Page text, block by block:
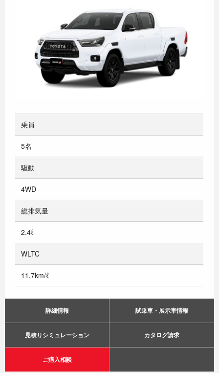
乗員
5名
駆動
4WD
総排気量
2.4ℓ
WLTC
11.7km/ℓ
詳細情報 試乗車・展示車情報
見積りシミュレーション カタログ請求
ご購入相談